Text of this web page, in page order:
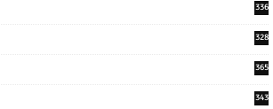
336
328
365
343